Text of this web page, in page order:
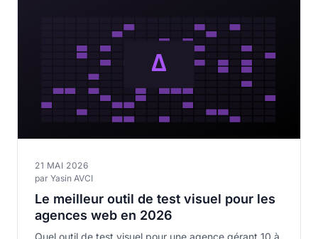
21 MAI 2026
par Yasin AVCI
Le meilleur outil de test visuel pour les
agences web en 2026
Quel outil de test visuel pour une agence gérant 10 à